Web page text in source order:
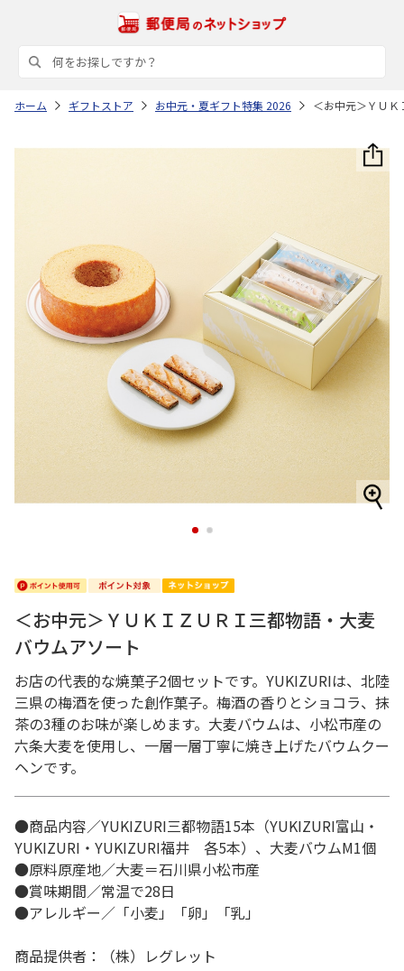
ホーム ギフトストア お中元・夏ギフト特集 2026 ＜お中元＞ＹＵ
1 2
＜お中元＞ＹＵＫＩＺＵＲＩ三都物語・大麦
バウムアソート
お店の代表的な焼菓子2個セットです。YUKIZURIは、北陸
三県の梅酒を使った創作菓子。梅酒の香りとショコラ、抹
茶の3種のお味が楽しめます。大麦バウムは、小松市産の
六条大麦を使用し、一層一層丁寧に焼き上げたバウムクー
ヘンです。
●商品内容／YUKIZURI三都物語15本（YUKIZURI富山・
YUKIZURI・YUKIZURI福井 各5本）、大麦バウムM1個
●原料原産地／大麦＝石川県小松市産
●賞味期間／常温で28日
●アレルギー／「小麦」「卵」「乳」
商品提供者：（株）レグレット